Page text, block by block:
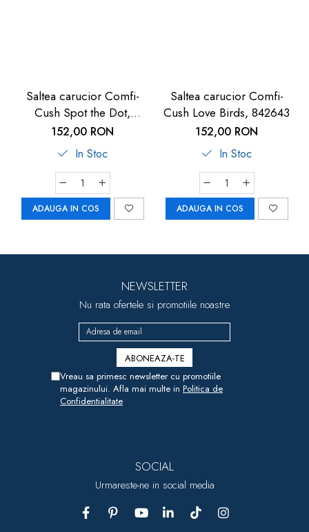
Saltea carucior Comfi-
Cush Spot the Dot,
841127
152,00 RON
In Stoc
ADAUGA IN COS
Saltea carucior Comfi-
Cush Love Birds, 842643
152,00 RON
In Stoc
ADAUGA IN COS
NEWSLETTER
Nu rata ofertele si promotiile noastre
Vreau sa primesc newsletter cu promotiile
magazinului. Afla mai multe in Politica de
Confidentialitate
SOCIAL
Urmareste-ne in social media